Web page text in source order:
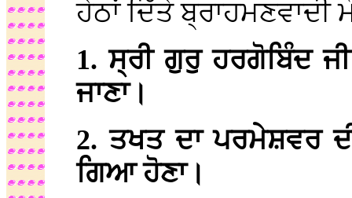
ਹੇਠਾਂ ਦਿੱਤੇ
1. ਸ੍ਰੀ ਗੁਰੁ ਹਰਗੋਬਿੰਦ
ਜਾਣਾ।
2. ਤਖਤ ਦਾ ਪਰਮੇਸ਼ਵਰ
ਗਿਆ ਹੋਣਾ।